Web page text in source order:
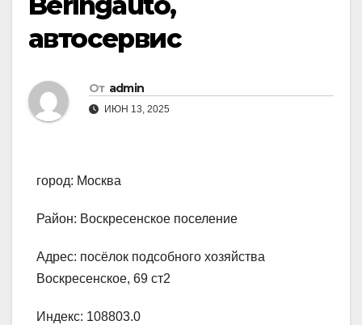
автосервис
От admin
ИЮН 13, 2025
город: Москва
Район: Воскресенское поселение
Адрес: посёлок подсобного хозяйства
Воскресенское, 69 ст2
Индекс: 108803.0